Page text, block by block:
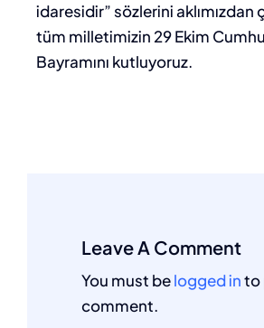
idaresidir” sözlerini aklımızdan
tüm milletimizin 29 Ekim
Bayramını kutluyoruz.
Leave A Comment
You must belogged into
comment.